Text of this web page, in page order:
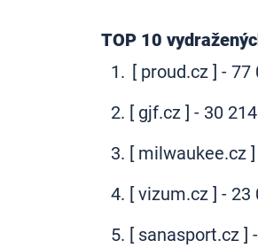
TOP 10
[ proud.cz ] - 77
[ gjf.cz ] - 30
[ milwaukee.cz
[ vizum.cz ] - 23
[ sanasport.cz ]